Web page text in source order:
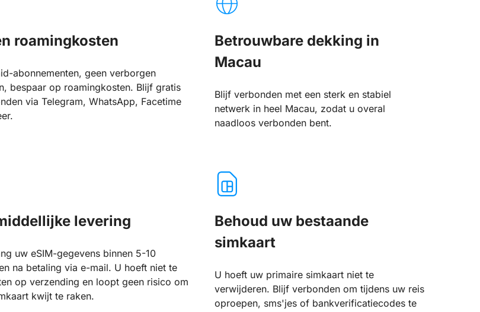
roamingkosten
abonnementen, geen verborgen
bespaar op roamingkosten. Blijf gratis
via Telegram, WhatsApp, Facetime
Betrouwbare dekking in
Macau
Blijf verbonden met een sterk en stabiel
netwerk in heel Macau, zodat u overal
naadloos verbonden bent.
levering
uw eSIM-gegevens binnen 5-10
na betaling via e-mail. U hoeft niet te
op verzending en loopt geen risico om
kwijt te raken.
Behoud uw bestaande
simkaart
U hoeft uw primaire simkaart niet te
verwijderen. Blijf verbonden om tijdens uw reis
oproepen, sms'jes of bankverificatiecodes te